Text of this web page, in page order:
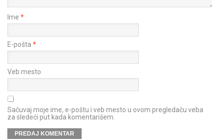
Ime *
E-pošta *
Veb mesto
Sačuvaj moje ime, e-poštu i veb mesto u ovom pregledaču veba
za sledeći put kada komentarišem.